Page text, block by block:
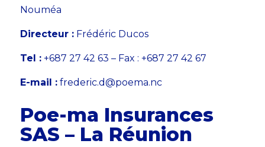
Nouméa
Directeur : Frédéric Ducos
Tel : +687 27 42 63 – Fax : +687 27 42 67
E-mail : frederic.d@poema.nc
Poe-ma Insurances
SAS – La Réunion